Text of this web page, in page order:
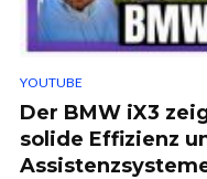
YOUTUBE
Der BMW iX3
solide Effizienz